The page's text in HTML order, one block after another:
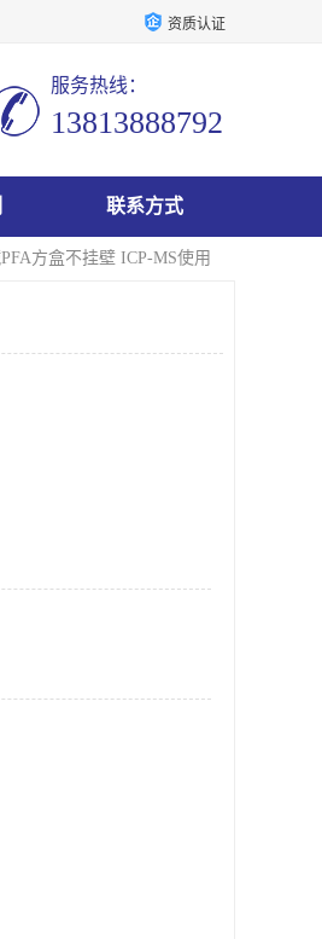
资质认证
服务热线：
13813888792
联系方式
方盒不挂壁 ICP-MS使用